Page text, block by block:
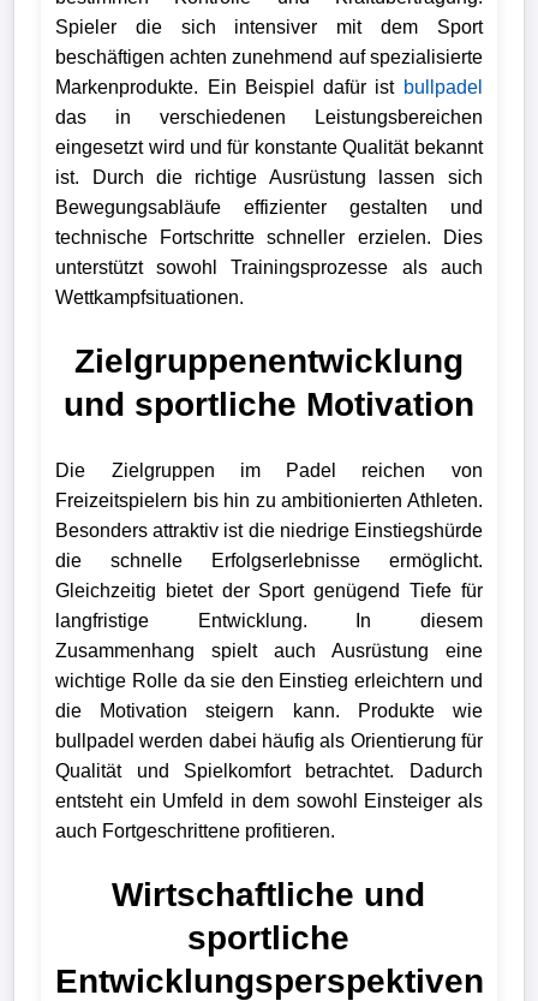
Spieler die sich intensiver mit dem Sport
beschäftigen achten zunehmend auf spezialisierte
Markenprodukte. Ein Beispiel dafür ist bullpadel
das in verschiedenen Leistungsbereichen
eingesetzt wird und für konstante Qualität bekannt
ist. Durch die richtige Ausrüstung lassen sich
Bewegungsabläufe effizienter gestalten und
technische Fortschritte schneller erzielen. Dies
unterstützt sowohl Trainingsprozesse als auch
Wettkampfsituationen.
Zielgruppenentwicklung
und sportliche Motivation
Die Zielgruppen im Padel reichen von
Freizeitspielern bis hin zu ambitionierten Athleten.
Besonders attraktiv ist die niedrige Einstiegshürde
die schnelle Erfolgserlebnisse ermöglicht.
Gleichzeitig bietet der Sport genügend Tiefe für
langfristige Entwicklung. In diesem
Zusammenhang spielt auch Ausrüstung eine
wichtige Rolle da sie den Einstieg erleichtern und
die Motivation steigern kann. Produkte wie
bullpadel werden dabei häufig als Orientierung für
Qualität und Spielkomfort betrachtet. Dadurch
entsteht ein Umfeld in dem sowohl Einsteiger als
auch Fortgeschrittene profitieren.
Wirtschaftliche und
sportliche
Entwicklungsperspektiven